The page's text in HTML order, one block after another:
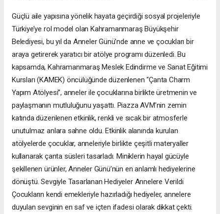
Güçlü aile yapısına yönelik hayata geçirdiği sosyal projeleriyle
Türkiye’ye rol model olan Kahramanmaraş Büyükşehir
Belediyesi, bu yıl da Anneler Günü’nde anne ve çocukları bir
araya getirerek yaratıcı bir atölye programı düzenledi. Bu
kapsamda, Kahramanmaraş Meslek Edindirme ve Sanat Eğitimi
Kursları (KAMEK) öncülüğünde düzenlenen “Çanta Charm
Yapım Atölyesi”, anneler ile çocuklarına birlikte üretmenin ve
paylaşmanın mutluluğunu yaşattı. Piazza AVM’nin zemin
katında düzenlenen etkinlik, renkli ve sıcak bir atmosferle
unutulmaz anlara sahne oldu. Etkinlik alanında kurulan
atölyelerde çocuklar, anneleriyle birlikte çeşitli materyaller
kullanarak çanta süsleri tasarladı. Miniklerin hayal gücüyle
şekillenen ürünler, Anneler Günü’nün en anlamlı hediyelerine
dönüştü. Sevgiyle Tasarlanan Hediyeler Annelere Verildi
Çocukların kendi emekleriyle hazırladığı hediyeler, annelere
duyulan sevginin en saf ve içten ifadesi olarak dikkat çekti.